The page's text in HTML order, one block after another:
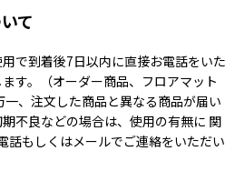
て
で到着後7日以内に直接お電話をいた
す。（オーダー商品、フロアマット
、注文した商品と異なる商品が届い
不良などの場合は、使用の有無に 関
話もしくはメールでご連絡をいただい